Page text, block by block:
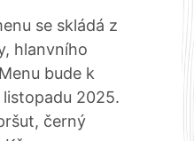
se skládá z
hlanvního
bude k
listopadu 2025.
černý